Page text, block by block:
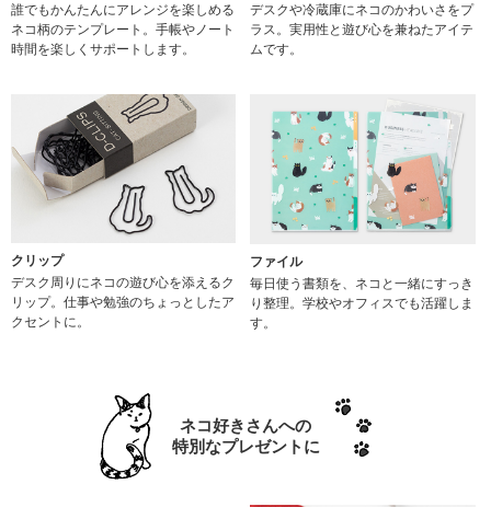
誰でもかんたんにアレンジを楽しめる
ネコ柄のテンプレート。手帳やノート
時間を楽しくサポートします。
デスクや冷蔵庫にネコのかわいさをプ
ラス。実用性と遊び心を兼ねたアイテ
ムです。
クリップ
デスク周りにネコの遊び心を添えるク
リップ。仕事や勉強のちょっとしたア
クセントに。
ファイル
毎日使う書類を、ネコと一緒にすっき
り整理。学校やオフィスでも活躍しま
す。
ネコ好きさんへの
特別なプレゼントに